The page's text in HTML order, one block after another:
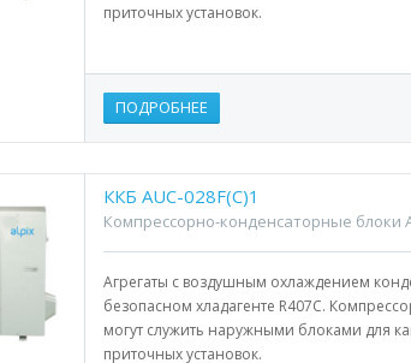
приточных установок.
ПОДРОБНЕЕ
ККБ AUC-028F(С)1
Компрессорно-конденсаторные блоки
Агрегаты с воздушным охлаждением
безопасном хладагенте R407С.
могут служить наружными блоками для
приточных установок.